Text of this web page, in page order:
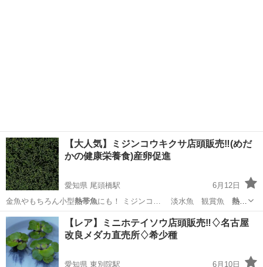
【大人気】ミジンコウキクサ店頭販売‼️(⁠めだ
かの健康栄養食)産卵促進
愛知県 尾頭橋駅
6月12日
金魚やもちろん小型熱帯魚 にも！ ミジンコ… 淡水魚 観賞魚 熱帯
魚海水魚 シュリン…
愛知 名古屋市 尾頭橋駅 その他のペット メダカ
【レア】ミニホテイソウ店頭販売‼️♢名古屋
改良メダカ直売所♢希少種
愛知県 東別院駅 6月10日